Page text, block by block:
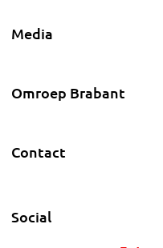
Media
Omroep Brabant
Contact
Social